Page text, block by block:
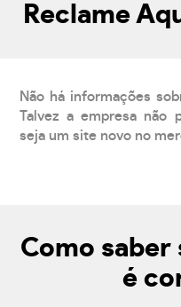
Reclame
Não há informações
Talvez a empresa não
seja um site novo no
Como
é